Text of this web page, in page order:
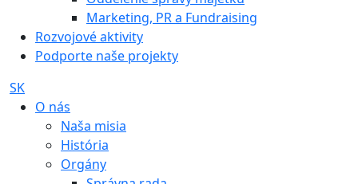
Marketing, PR a Fundraising
Rozvojové aktivity
Podporte naše projekty
SK
O nás
Naša misia
História
Orgány